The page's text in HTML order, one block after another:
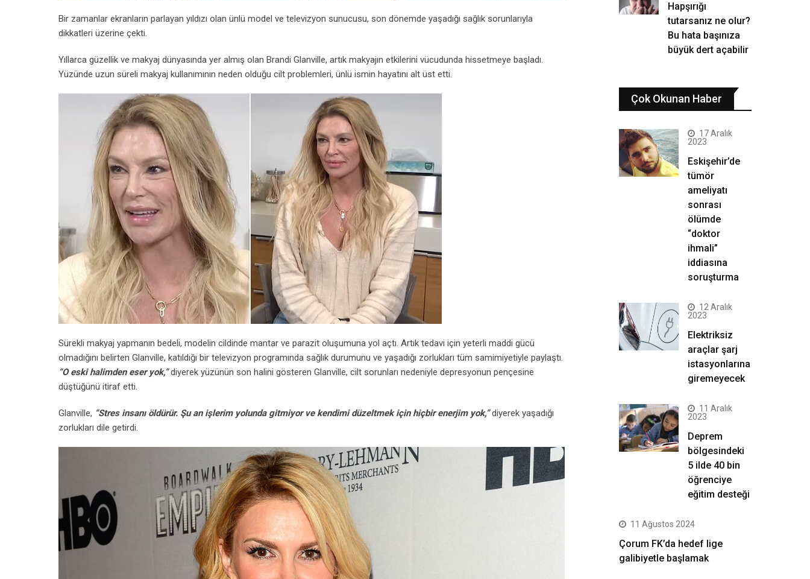
Bir zamanlar ekranların parlayan yıldızı olan ünlü model ve televizyon sunucusu, son dönemde yaşadığı sağlık sorunlarıyla
dikkatleri üzerine çekti.
Yıllarca güzellik ve makyaj dünyasında yer almış olan Brandi Glanville, artık makyajın etkilerini vücudunda hissetmeye başladı.
Yüzünde uzun süreli makyaj kullanımının neden olduğu cilt problemleri, ünlü ismin hayatını alt üst etti.
Sürekli makyaj yapmanın bedeli, modelin cildinde mantar ve parazit oluşumuna yol açtı. Artık tedavi için yeterli maddi gücü
olmadığını belirten Glanville, katıldığı bir televizyon programında sağlık durumunu ve yaşadığı zorlukları tüm samimiyetiyle paylaştı.
“O eski halimden eser yok,”diyerek yüzünün son halini gösteren Glanville, cilt sorunları nedeniyle depresyonun pençesine
düştüğünü itiraf etti.
Glanville, “Stres insanı öldürür. Şu an işlerim yolunda gitmiyor ve kendimi düzeltmek için hiçbir enerjim yok,”diyerek yaşadığı
zorlukları dile getirdi.
Hapşırığı
tutarsanız ne olur?
Bu hata başınıza
büyük dert açabilir
Çok Okunan Haber
17 Aralık
2023
Eskişehir’de
tümör
ameliyatı
sonrası
ölümde
“doktor
ihmali”
iddiasına
soruşturma
12 Aralık
2023
Elektriksiz
araçlar şarj
istasyonlarına
giremeyecek
11 Aralık
2023
Deprem
bölgesindeki
5 ilde 40 bin
öğrenciye
eğitim desteği
11 Ağustos 2024
Çorum FK’da hedef lige
galibiyetle başlamak